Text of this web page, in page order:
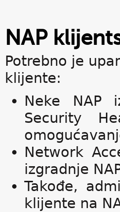
NAP
Potrebno je
klijente:
Neke NAP
Security
Network
izgradnje
Takođe,
klijente na